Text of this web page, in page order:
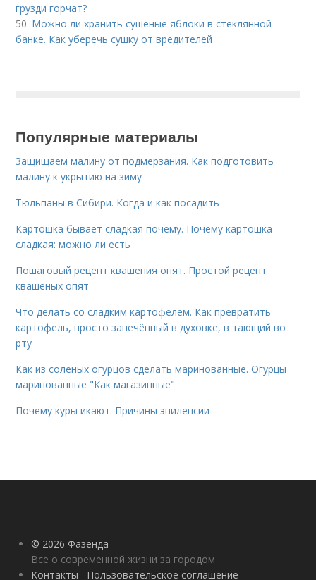
грузди горчат?
50. Можно ли хранить сушеные яблоки в стеклянной
банке. Как уберечь сушку от вредителей
Популярные материалы
Защищаем малину от подмерзания. Как подготовить
малину к укрытию на зиму
Тюльпаны в Сибири. Когда и как посадить
Картошка бывает сладкая почему. Почему картошка
сладкая: можно ли есть
Пошаговый рецепт квашения опят. Простой рецепт
квашеных опят
Что делать со сладким картофелем. Как превратить
картофель, просто запечённый в духовке, в тающий во
рту
Как из соленых огурцов сделать маринованные. Огурцы
маринованные "Как магазинные"
Почему куры икают. Причины эпилепсии
© 2026 Фазенда
Все о современной жизни за городом
Контакты
Пользовательское соглашение